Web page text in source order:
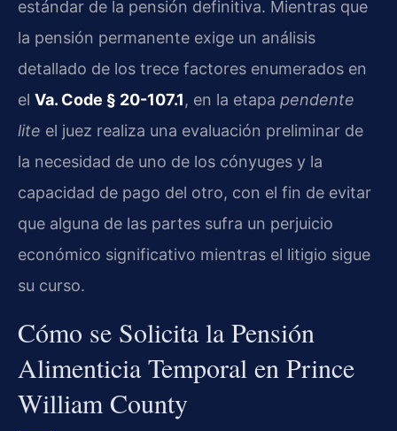
estándar de la pensión definitiva. Mientras que
la pensión permanente exige un análisis
detallado de los trece factores enumerados en
el Va. Code § 20-107.1, en la etapa pendente
lite el juez realiza una evaluación preliminar de
la necesidad de uno de los cónyuges y la
capacidad de pago del otro, con el fin de evitar
que alguna de las partes sufra un perjuicio
económico significativo mientras el litigio sigue
su curso.
Cómo se Solicita la Pensión
Alimenticia Temporal en Prince
William County